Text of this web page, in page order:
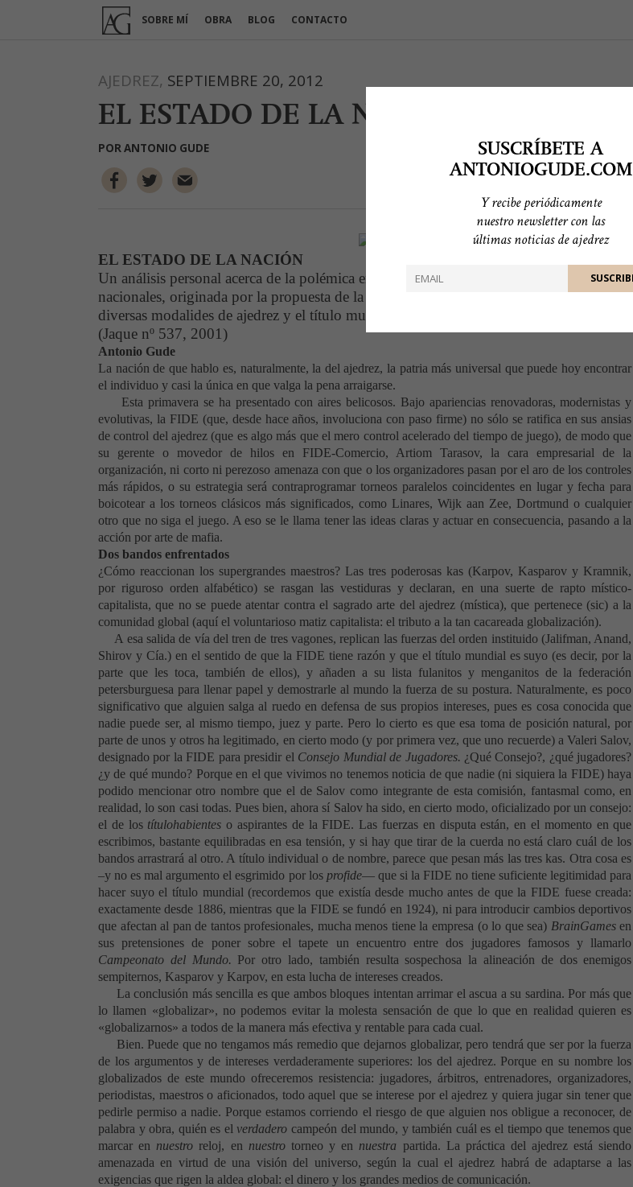
SUSCRÍBETE A
ANTONIOGUDE.COM
Y recibe periódicamente
nuestro newsletter con las
últimas noticias de ajedrez
SOBRE MÍ OBRA BLOG CONTACTO
AJEDREZ, SEPTIEMBRE 20, 2012
EL ESTADO DE LA NACIÓN (1)
PORANTONIO GUDE
EL ESTADO DE LA NACIÓN
Un análisis personal acerca de la polémica entre los jugadores de elite y federaciones
nacionales, originada por la propuesta de la FIDE
de acelerar el ritmo de juego, con las
diversas modalides de ajedrez y el título mundial como telón de fondo.
(Jaque nº 537, 2001)
Antonio Gude
La nación de que hablo es, naturalmente, la del ajedrez, la patria más universal que puede hoy encontrar
el individuo y casi la única en que valga la pena arraigarse.
Esta primavera se ha presentado con aires belicosos. Bajo apariencias renovadoras, modernistas y
evolutivas, la FIDE (que, desde hace años, involuciona con paso firme) no sólo se ratifica en sus ansias
de control del ajedrez (que es algo más que el mero control acelerado del tiempo de juego), de modo que
su gerente o movedor de hilos en FIDE-Comercio, Artiom Tarasov, la cara empresarial de la
organización, ni corto ni perezoso amenaza con que o los organizadores pasan por el aro de los controles
más rápidos, o su estrategia será contraprogramar torneos paralelos coincidentes en lugar y fecha para
boicotear a los torneos clásicos más significados, como Linares, Wijk aan Zee, Dortmund o cualquier
otro que no siga el juego. A eso se le llama tener las ideas claras y actuar en consecuencia, pasando a la
acción por arte de mafia.
Dos bandos enfrentados
¿Cómo reaccionan los supergrandes maestros? Las tres poderosas kas (Karpov, Kasparov y Kramnik,
por riguroso orden alfabético) se rasgan las vestiduras y declaran, en una suerte de rapto místico-
capitalista, que no se puede atentar contra el sagrado arte del ajedrez (mística), que pertenece (sic) a la
comunidad global (aquí el voluntarioso matiz capitalista: el tributo a la tan cacareada globalización).
A esa salida de vía del tren de tres vagones, replican las fuerzas del orden instituido (Jalifman, Anand,
Shirov y Cía.) en el sentido de que la FIDE tiene razón y que el título mundial es suyo (es decir, por la
parte que les toca, también de ellos), y añaden a su lista fulanitos y menganitos de la federación
petersburguesa para llenar papel y demostrarle al mundo la fuerza de su postura. Naturalmente, es poco
significativo que alguien salga al ruedo en defensa de sus propios intereses, pues es cosa conocida que
nadie puede ser, al mismo tiempo, juez y parte. Pero lo cierto es que esa toma de posición natural, por
parte de unos y otros ha legitimado, en cierto modo (y por primera vez, que uno recuerde) a Valeri Salov,
designado por la FIDE para presidir el Consejo Mundial de Jugadores. ¿Qué Consejo?, ¿qué jugadores?
¿y de qué mundo? Porque en el que vivimos no tenemos noticia de que nadie (ni siquiera la FIDE) haya
podido mencionar otro nombre que el de Salov como integrante de esta comisión, fantasmal como, en
realidad, lo son casi todas. Pues bien, ahora sí Salov ha sido, en cierto modo, oficializado por un consejo:
el de los títulohabienteso aspirantes de la FIDE. Las fuerzas en disputa están, en el momento en que
escribimos, bastante equilibradas en esa tensión, y si hay que tirar de la cuerda no está claro cuál de los
bandos arrastrará al otro. A título individual o de nombre, parece que pesan más las tres kas. Otra cosa es
–y no es mal argumento el esgrimido por los profide— que si la FIDE no tiene suficiente legitimidad para
hacer suyo el título mundial (recordemos que existía desde mucho antes de que la FIDE fuese creada:
exactamente desde 1886, mientras que la FIDE se fundó en 1924), ni para introducir cambios deportivos
que afectan al pan de tantos profesionales, mucha menos tiene la empresa (o lo que sea) BrainGamesen
sus pretensiones de poner sobre el tapete un encuentro entre dos jugadores famosos y llamarlo
Campeonato del Mundo. Por otro lado, también resulta sospechosa la alineación de dos enemigos
sempiternos, Kasparov y Karpov, en esta lucha de intereses creados.
La conclusión más sencilla es que ambos bloques intentan arrimar el ascua a su sardina. Por más que
lo llamen «globalizar», no podemos evitar la molesta sensación de que lo que en realidad quieren es
«globalizarnos» a todos de la manera más efectiva y rentable para cada cual.
Bien. Puede que no tengamos más remedio que dejarnos globalizar, pero tendrá que ser por la fuerza
de los argumentos y de intereses verdaderamente superiores: los del ajedrez. Porque en su nombre los
globalizados de este mundo ofreceremos resistencia: jugadores, árbitros, entrenadores, organizadores,
periodistas, maestros o aficionados, todo aquel que se interese por el ajedrez y quiera jugar sin tener que
pedirle permiso a nadie. Porque estamos corriendo el riesgo de que alguien nos obligue a reconocer, de
palabra y obra, quién es elverdaderocampeón del mundo, y también cuál es el tiempo que tenemos que
marcar en nuestro reloj, en nuestro torneo y en nuestra partida. La práctica del ajedrez está siendo
amenazada en virtud de una visión del universo, según la cual el ajedrez habrá de adaptarse a las
exigencias que rigen la aldea global: el dinero y los grandes medios de comunicación.